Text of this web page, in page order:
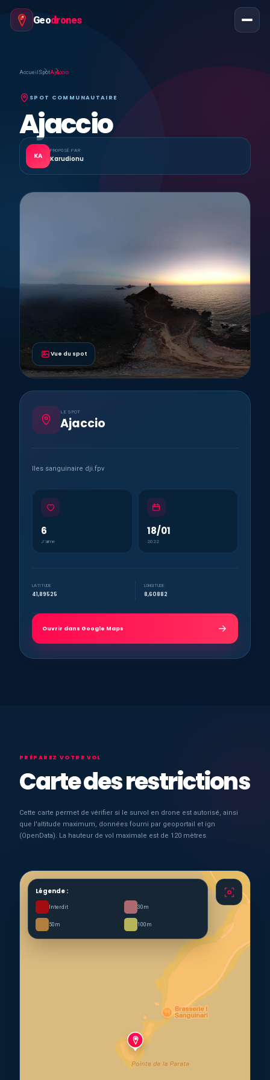
Geodrones
Accueil SpotAjaccio
SPOT COMMUNAUTAIRE
Ajaccio
KA
PROPOSÉ PAR
Karudionu
Vue du spot
LE SPOT
Ajaccio
Iles sanguinaire dji.fpv
6
J’aime
18/01
2022
LATITUDE
41,89525
LONGITUDE
8,60882
Ouvrir dans Google Maps
PRÉPAREZ VOTRE VOL
Carte des restrictions
Cette carte permet de vérifier si le survol en drone est autorisé, ainsi
que l'altitude maximum, données fourni par geoportail et ign
(OpenData). La hauteur de vol maximale est de 120 mètres
Légende :
Interdit 30m
50m 100m